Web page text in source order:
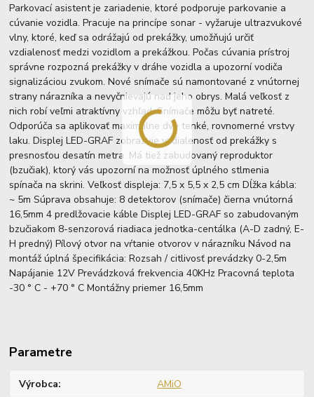
Parkovací asistent je zariadenie, ktoré podporuje parkovanie a
cúvanie vozidla. Pracuje na princípe sonar - vyžaruje ultrazvukové
vlny, ktoré, keď sa odrážajú od prekážky, umožňujú určiť
vzdialenosť medzi vozidlom a prekážkou. Počas cúvania prístroj
správne rozpozná prekážky v dráhe vozidla a upozorní vodiča
signalizáciou zvukom. Nové snímače sú namontované z vnútornej
strany nárazníka a nevyčnievajú nad jeho obrys. Malá veľkosť z
nich robí veľmi atraktívny vzhľad. Snímače môžu byť natreté.
Odporúča sa aplikovať maximálne dve tenké, rovnomerné vrstvy
laku. Displej LED-GRAF zobrazuje vzdialenosť od prekážky s
presnosťou desatín metra. Má tiež zabudovaný reproduktor
(bzučiak), ktorý vás upozorní na možnosť úplného stlmenia
spínača na skrini. Veľkosť displeja: 7,5 x 5,5 x 2,5 cm Dĺžka kábla:
~ 5m Súprava obsahuje: 8 detektorov (snímače) čierna vnútorná
16,5mm 4 predlžovacie káble Displej LED-GRAF so zabudovaným
bzučiakom 8-senzorová riadiaca jednotka-centálka (A-D zadný, E-
H predný) Pílový otvor na vŕtanie otvorov v nárazníku Návod na
montáž úplná špecifikácia: Rozsah / citlivosť prevádzky 0-2,5m
Napájanie 12V Prevádzková frekvencia 40KHz Pracovná teplota
-30 ° C - +70 ° C Montážny priemer 16,5mm
Parametre
Výrobca AMiO